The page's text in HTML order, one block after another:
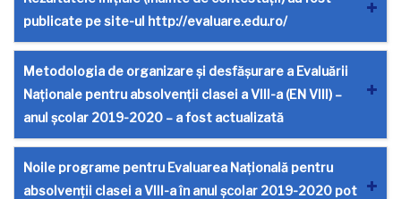
publicate pe site-ul http://evaluare.edu.ro/
Metodologia de organizare și desfășurare a Evaluării
Naționale pentru absolvenții clasei a VIII-a (EN VIII) –
anul școlar 2019-2020 – a fost actualizată
Noile programe pentru Evaluarea Națională pentru
absolvenții clasei a VIII-a în anul școlar 2019-2020 pot